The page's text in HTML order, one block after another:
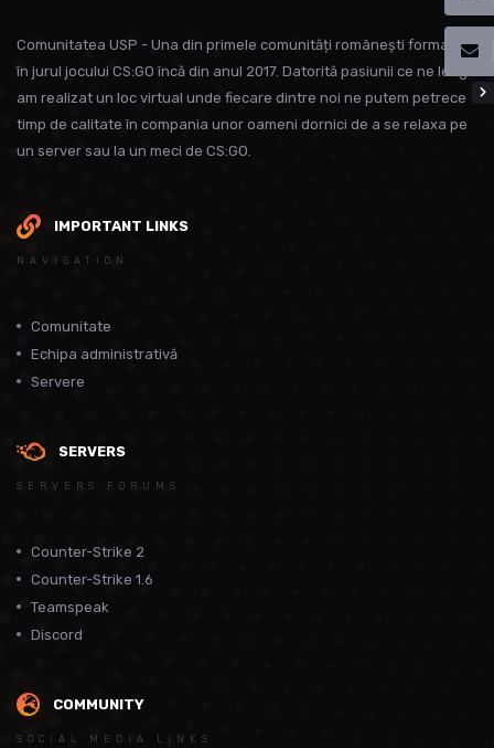
Comunitatea USP - Una din primele comunități românești formate
în jurul jocului CS:GO încă din anul 2017. Datorită pasiunii ce ne leagă
am realizat un loc virtual unde fiecare dintre noi ne putem petrece
timp de calitate în compania unor oameni dornici de a se relaxa pe
un server sau la un meci de CS:GO.
IMPORTANT LINKS
NAVIGATION
Comunitate
Echipa administrativă
Servere
SERVERS
SERVERS FORUMS
Counter-Strike 2
Counter-Strike 1.6
Teamspeak
Discord
COMMUNITY
SOCIAL MEDIA LINKS